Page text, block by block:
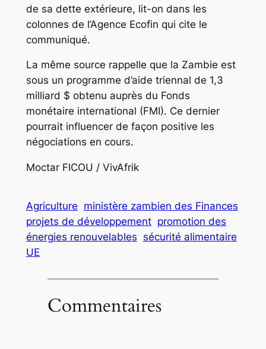
de sa dette extérieure, lit-on dans les
colonnes de l’Agence Ecofin qui cite le
communiqué.
La même source rappelle que la Zambie est
sous un programme d’aide triennal de 1,3
milliard $ obtenu auprès du Fonds
monétaire international (FMI). Ce dernier
pourrait influencer de façon positive les
négociations en cours.
Moctar FICOU / VivAfrik
Agriculture ministère zambien des Finances
projets de développement promotion des
énergies renouvelables sécurité alimentaire
UE
Commentaires